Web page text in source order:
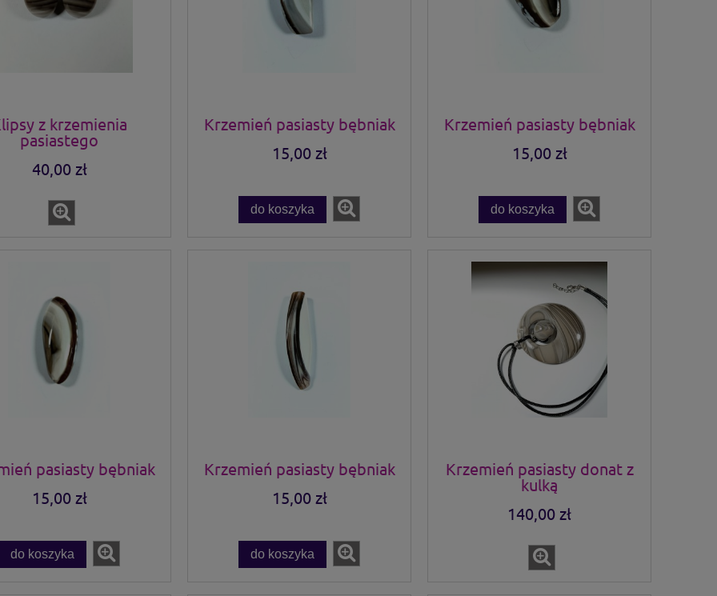
z krzemienia
pasiastego
40,00 zł
Krzemień pasiasty bębniak
15,00 zł
do koszyka
Krzemień pasiasty bębniak
15,00 zł
do koszyka
pasiasty bębniak
15,00 zł
do koszyka
Krzemień pasiasty bębniak
15,00 zł
do koszyka
Krzemień pasiasty donat z
kulką
140,00 zł